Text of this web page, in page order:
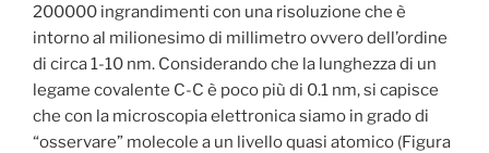
200000 ingrandimenti con una risoluzione che è
intorno al milionesimo di millimetro ovvero dell’ordine
di circa 1-10 nm. Considerando che la lunghezza di un
legame covalente C-C è poco più di 0.1 nm, si capisce
che con la microscopia elettronica siamo in grado di
“osservare” molecole a un livello quasi atomico (Figura